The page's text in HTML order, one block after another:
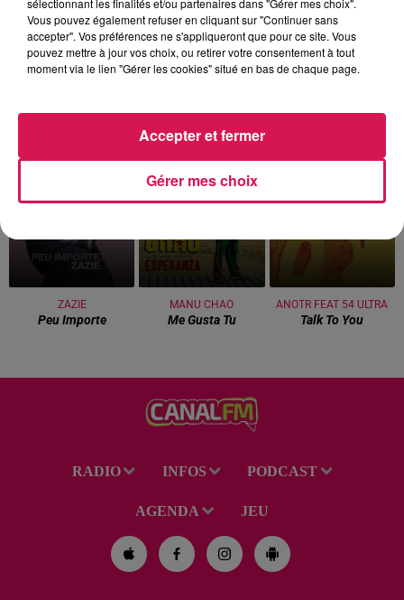
Revivez les meilleurs moments de la Ligne des Auditeurs
ZAZIE
Peu Importe
4h56
4h56
MANU CHAO
Me Gusta Tu
ANOTR FEAT 54 ULTRA
Talk To You
RADIO INFOS PODCAST
AGENDA JEU
sélectionnant les finalités et/ou partenaires dans "Gérer mes choix".
Vous pouvez également refuser en cliquant sur "Continuer sans
accepter". Vos préférences ne s'appliqueront que pour ce site. Vous
pouvez mettre à jour vos choix, ou retirer votre consentement à tout
moment via le lien "Gérer les cookies" situé en bas de chaque page.
Gérer mes choix
Accepter et fermer